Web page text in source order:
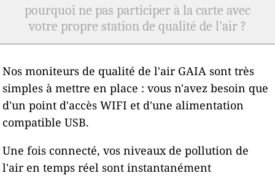
pourquoi ne pas participer à la carte avec
votre propre station de qualité de l'air ?
Nos moniteurs de qualité de l'air GAIA sont très
simples à mettre en place : vous n'avez besoin que
d'un point d'accès WIFI et d'une alimentation
compatible USB.
Une fois connecté, vos niveaux de pollution de
l'air en temps réel sont instantanément